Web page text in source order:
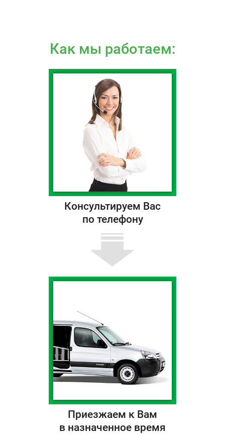
Как мы работаем:
Консультируем Вас
по телефону
Приезжаем к Вам
в назначенное время